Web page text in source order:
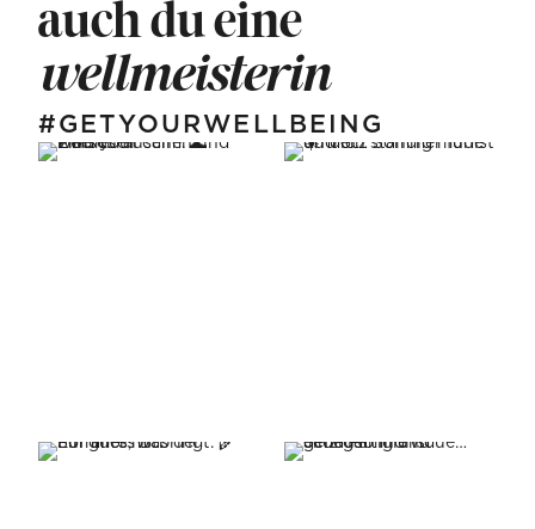
auch du eine
wellmeisterin
#GETYOURWELLBEING